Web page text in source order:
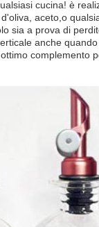
cucina! è
aceto,o
sia a prova di
anche
complemento